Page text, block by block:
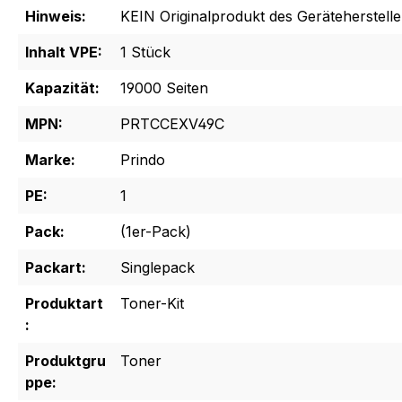
Hinweis:
KEIN Originalprodukt des
Inhalt VPE:
1 Stück
Kapazität:
19000 Seiten
MPN:
PRTCCEXV49C
Marke:
Prindo
PE:
1
Pack:
(1er-Pack)
Packart:
Singlepack
Produktart
:
Toner-Kit
Produktgru
ppe:
Toner